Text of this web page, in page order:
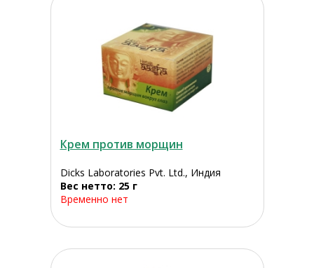
Крем против морщин
Dicks Laboratories Pvt. Ltd., Индия
Вес нетто: 25 г
Временно нет